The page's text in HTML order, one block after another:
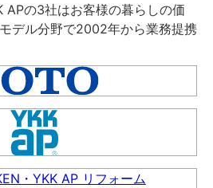
APの3社はお客様の暮らしの価
デル分野で2002年から業務提携